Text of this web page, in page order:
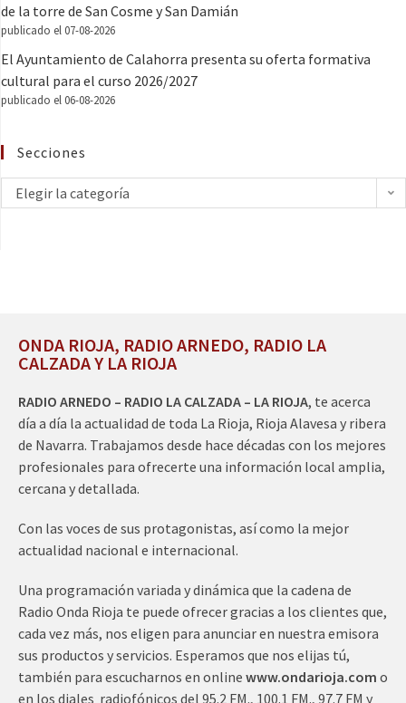
de la torre de San Cosme y San Damián
publicado el 07-08-2026
El Ayuntamiento de Calahorra presenta su oferta formativa
cultural para el curso 2026/2027
publicado el 06-08-2026
Secciones
Elegir la categoría
ONDA RIOJA, RADIO ARNEDO, RADIO LA
CALZADA Y LA RIOJA
RADIO ARNEDO – RADIO LA CALZADA – LA RIOJA, te acerca
día a día la actualidad de toda La Rioja, Rioja Alavesa y ribera
de Navarra. Trabajamos desde hace décadas con los mejores
profesionales para ofrecerte una información local amplia,
cercana y detallada.
Con las voces de sus protagonistas, así como la mejor
actualidad nacional e internacional.
Una programación variada y dinámica que la cadena de
Radio Onda Rioja te puede ofrecer gracias a los clientes que,
cada vez más, nos eligen para anunciar en nuestra emisora
sus productos y servicios. Esperamos que nos elijas tú,
también para escucharnos en online www.ondarioja.com o
en los diales radiofónicos del 95.2 FM., 100.1 FM., 97.7 FM y